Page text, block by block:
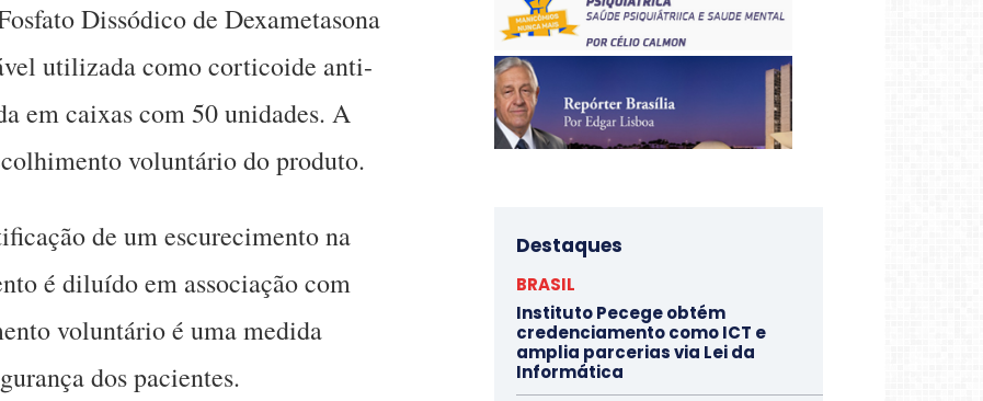
Dissódico de Dexametasona
utilizada como corticoide anti-
em caixas com 50 unidades. A
voluntário do produto.
de um escurecimento na
é diluído em associação com
voluntário é uma medida
dos pacientes.
Destaques
BRASIL
Instituto Pecege obtém
credenciamento como ICT e
amplia parcerias via Lei da
Informática